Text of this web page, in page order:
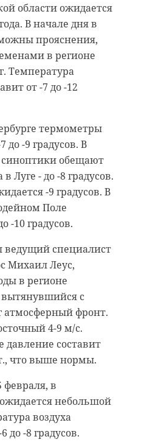
области ожидается
В начале дня в
прояснения,
в регионе
Температура
от -7 до -12
термометры
до -9 градусов. В
обещают
в Луге - до -8 градусов.
-9 градусов. В
Поле
-10 градусов.
ведущий специалист
Михаил Леус,
в регионе
с
атмосферный фронт.
4-9 м/с.
давление составит
что выше нормы.
февраля, в
небольшой
воздуха
до -8 градусов.
имени Пушкина
конкурса
выставки дизайн-
работ и
рассказов
завоевали золото
«Дизайн и
посвящен 80-летию
Ленинграда
блокады.
программы
медиапроекта
из семейного
в пресс-службе
стали более
Свои работы
учащиеся и
колледжей и
журналисты,
на нас в
задержали в
области за
режима.
в Выборгском и
районах выходцы
Востока и
проникнуть в
Эстонию.
удалось
Пограничного
РФ по Санкт-
Ленобласти. Они
по соблюдению
правовых
на
границе.
районе были
выходцев из
Востока. За
пограничного